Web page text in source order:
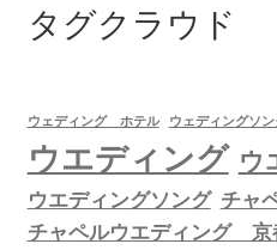
タグクラウド
ウェディング ホテル ウェディングソ
ウエディング ウ
ウエディングソング チャ
チャペルウエディング 京